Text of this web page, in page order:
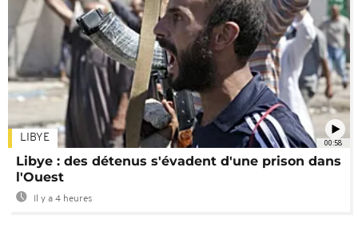
00:58
LIBYE
Libye : des détenus s'évadent d'une prison dans
l'Ouest
Il y a 4 heures